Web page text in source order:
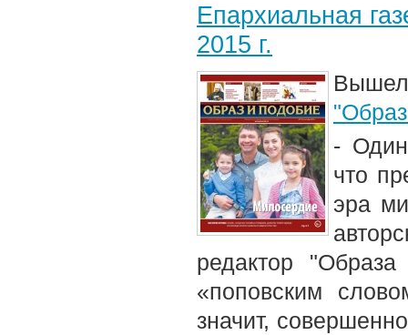
Епархиальная
2015 г.
Вышел
-
что
эра
редактор
«поповским
значит,